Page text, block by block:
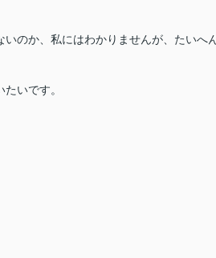
のか、私にはわかりませんが、たいへ
いです。